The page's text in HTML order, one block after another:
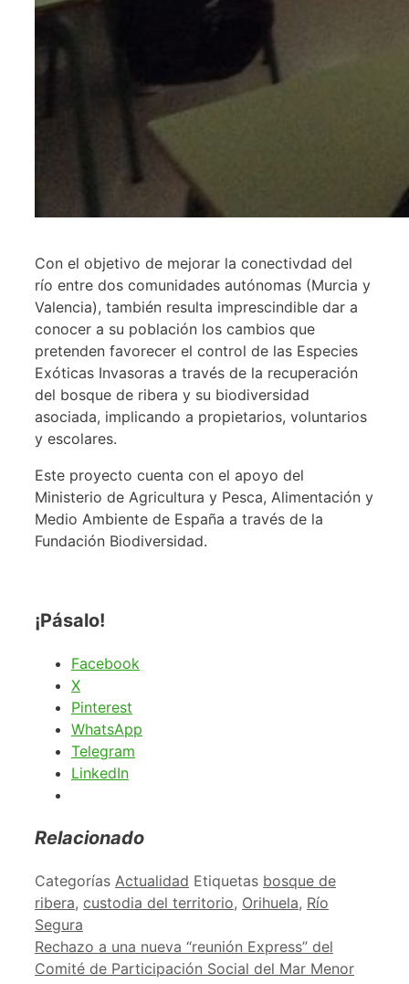
Con el objetivo de mejorar la conectivdad del
río entre dos comunidades autónomas (Murcia y
Valencia), también resulta imprescindible dar a
conocer a su población los cambios que
pretenden favorecer el control de las Especies
Exóticas Invasoras a través de la recuperación
del bosque de ribera y su biodiversidad
asociada, implicando a propietarios, voluntarios
y escolares.
Este proyecto cuenta con el apoyo del
Ministerio de Agricultura y Pesca, Alimentación y
Medio Ambiente de España a través de la
Fundación Biodiversidad.
¡Pásalo!
Facebook
X
Pinterest
WhatsApp
Telegram
LinkedIn
Relacionado
Categorías Actualidad Etiquetas bosque de
ribera, custodia del territorio, Orihuela, Río
Segura
Rechazo a una nueva “reunión Express” del
Comité de Participación Social del Mar Menor